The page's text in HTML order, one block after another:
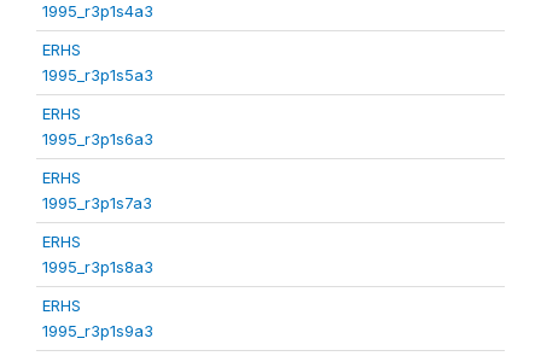
1995_r3p1s4a3
ERHS
1995_r3p1s5a3
ERHS
1995_r3p1s6a3
ERHS
1995_r3p1s7a3
ERHS
1995_r3p1s8a3
ERHS
1995_r3p1s9a3